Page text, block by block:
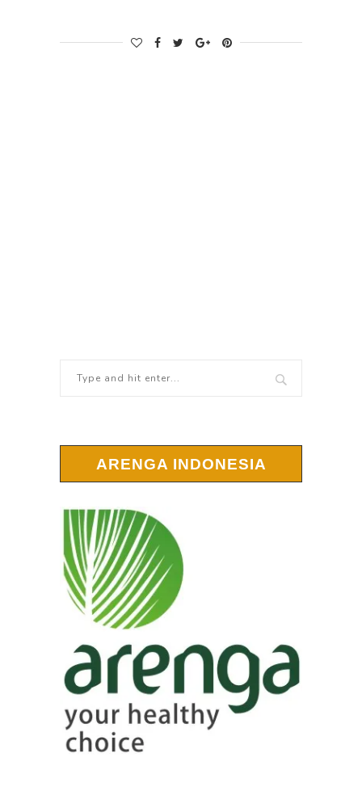
ARENGA INDONESIA